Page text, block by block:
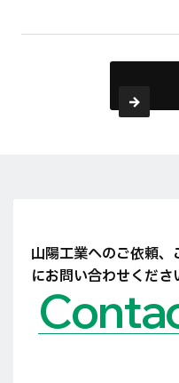
山陽工業へのご依頼、
にお問い合わせくださ